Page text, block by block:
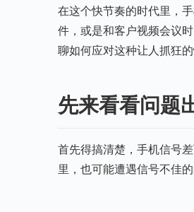
在这个快节奏的时代里，
件，或是和客户视频会议
聊如何应对这种让人抓狂的
先来看看问题
首先得搞清楚，手机信号
里，也可能遭遇信号不佳